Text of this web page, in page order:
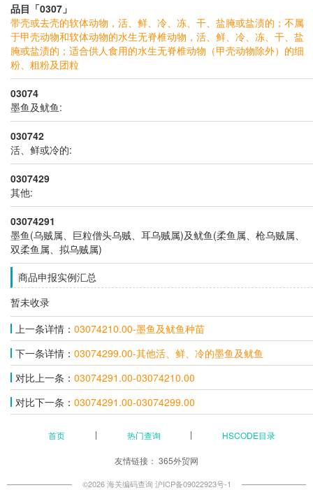
品目「0307」
带壳或去壳的软体动物，活、鲜、冷、冻、干、盐腌或盐渍的；不属
于甲壳动物和软体动物的水生无脊椎动物，活、鲜、冷、冻、干、盐
腌或盐渍的；适合供人食用的水生无脊椎动物（甲壳动物除外）的细
粉、粗粉及团粒
03074
墨鱼及鱿鱼:
030742
活、鲜或冷的:
0307429
其他:
03074291
墨鱼(乌贼属、巨粒僧头乌贼、耳乌贼属)及鱿鱼(柔鱼属、枪乌贼属、
双柔鱼属、拟乌贼属)
商品申报实例汇总
暂未收录
上一条详情： 03074210.00-墨鱼及鱿鱼种苗
下一条详情： 03074299.00-其他活、鲜、冷的墨鱼及鱿鱼
对比上一条： 03074291.00-03074210.00
对比下一条： 03074291.00-03074299.00
首页 热门查询 HSCODE目录
友情链接： 365外贸网
©2026 海关编码查询 沪ICP备09022923号-1